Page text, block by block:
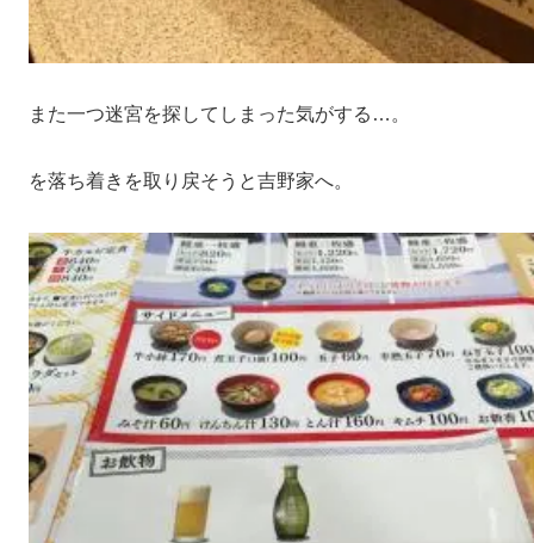
また一つ迷宮を探してしまった気がする…。
を落ち着きを取り戻そうと吉野家へ。